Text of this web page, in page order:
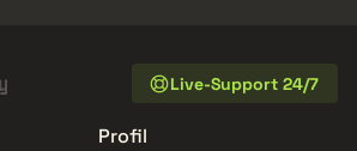
Live-Support 24/7
Profil